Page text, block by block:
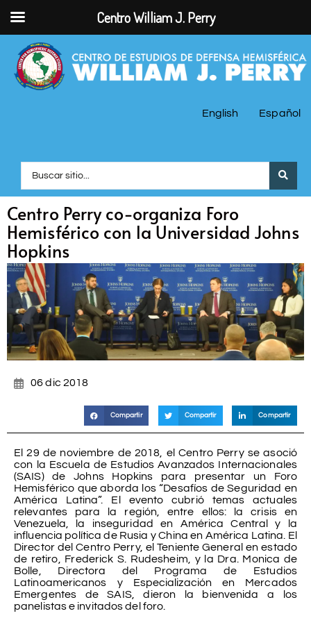
English Español
Centro Perry co-organiza Foro
Hemisférico con la Universidad Johns
Hopkins
06 dic 2018
Compartir Compartir Compartir
El 29 de noviembre de 2018, el Centro Perry se asoció
con la Escuela de Estudios Avanzados Internacionales
(SAIS) de Johns Hopkins para presentar un Foro
Hemisférico que aborda los “Desafíos de Seguridad en
América Latina”. El evento cubrió temas actuales
relevantes para la región, entre ellos: la crisis en
Venezuela, la inseguridad en América Central y la
influencia política de Rusia y China en América Latina. El
Director del Centro Perry, el Teniente General en estado
de retiro, Frederick S. Rudesheim, y la Dra. Monica de
Bolle, Directora del Programa de Estudios
Latinoamericanos y Especialización en Mercados
Emergentes de SAIS, dieron la bienvenida a los
panelistas e invitados del foro.
Centro William J. Perry